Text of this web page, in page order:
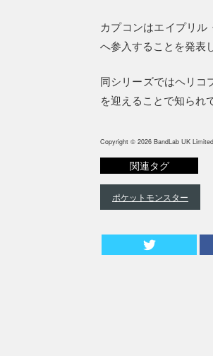
カプコンはエイプリ
へ参入することを発表
同シリーズではヘリコ
を迎えることで知られ
Copyright © 2026 BandLab UK
関連タグ
ポケットモンスター